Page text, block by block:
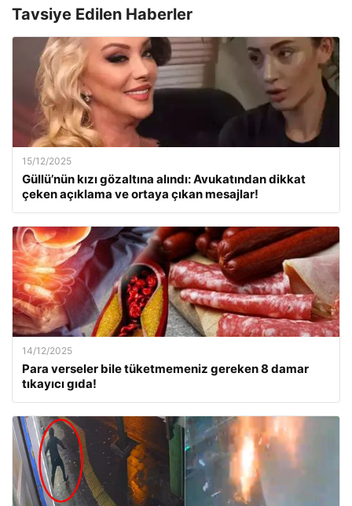
Tavsiye Edilen Haberler
15/12/2025
Güllü’nün kızı gözaltına alındı: Avukatından dikkat
çeken açıklama ve ortaya çıkan mesajlar!
14/12/2025
Para verseler bile tüketmemeniz gereken 8 damar
tıkayıcı gıda!